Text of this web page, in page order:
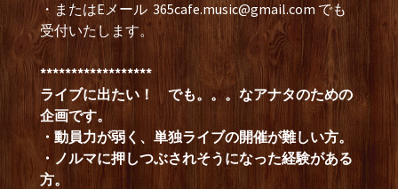
・またはEメール 365cafe.music@gmail.com でも
受付いたします。
******************
ライブに出たい！ でも。。。なアナタのための
企画です。
・動員力が弱く、 単独ライブの開催が難しい方。
・ノルマに押しつぶされそうになった経験がある
方。